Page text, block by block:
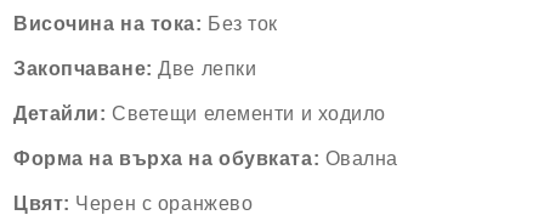
Височина на тока: Без ток
Закопчаване: Две лепки
Детайли:Светещи елементи и ходило
Форма на върха на обувката: Овална
Цвят: Черен с оранжево